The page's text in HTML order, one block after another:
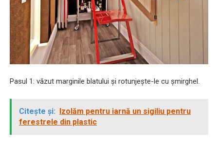
Pasul 1: văzut marginile blatului și rotunjește-le cu șmirghel.
Citește și:
Izolăm pentru iarnă un sigiliu pentru
ferestrele din plastic